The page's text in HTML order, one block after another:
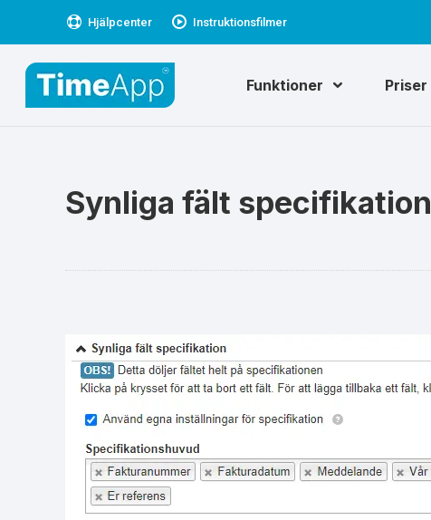
Hjälpcenter Instruktionsfilmer
Funktioner Priser
Synliga fält specifikation